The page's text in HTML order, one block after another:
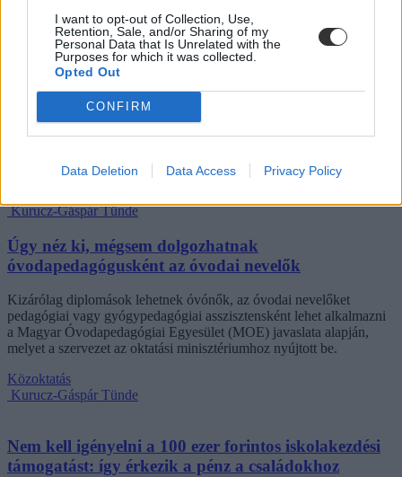
I want to opt-out of Collection, Use,
Retention, Sale, and/or Sharing of my
Personal Data that Is Unrelated with the
Purposes for which it was collected.
Opted Out
CONFIRM
Data Deletion Data Access Privacy Policy
szünetek és több mozgás jöhet az alsó tagozatokban
szeptembertől
Tizennégy pontos szakmai javaslatcsomagot kaptak az általános
iskolák, amelynek célja, hogy csökkenjen az alsó tagozatos diákok
terhelése, és több idő jusson mozgásra, kreatív tevékenységekre,
Lannert Judit oktatási miniszter.
Kurucz-Gáspár Tünde
Úgy néz ki, mégsem dolgozhatnak
óvodapedagógusként az óvodai nevelők
Kizárólag diplomások lehetnek óvónők, az óvodai nevelőket
pedagógiai vagy gyógypedagógiai asszisztensként lehet alkalmazni
a Magyar Óvodapedagógiai Egyesület (MOE) javaslata alapján,
melyet a szervezet az oktatási minisztériumhoz nyújtott be.
Közoktatás
Kurucz-Gáspár Tünde
Nem kell igényelni a 100 ezer forintos iskolakezdési
támogatást: így érkezik a pénz a családokhoz